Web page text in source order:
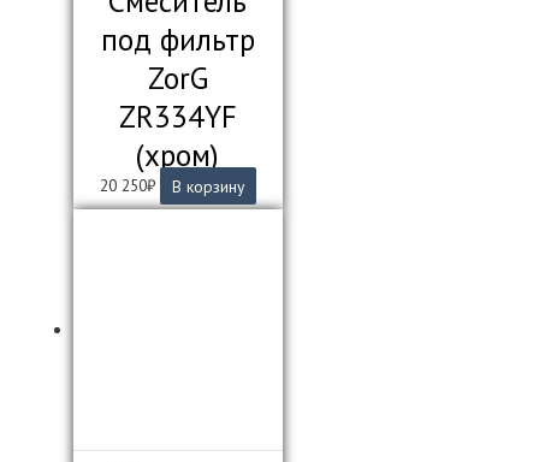
под фильтр
ZorG
ZR334YF
(хром)
20 250₽ В корзину